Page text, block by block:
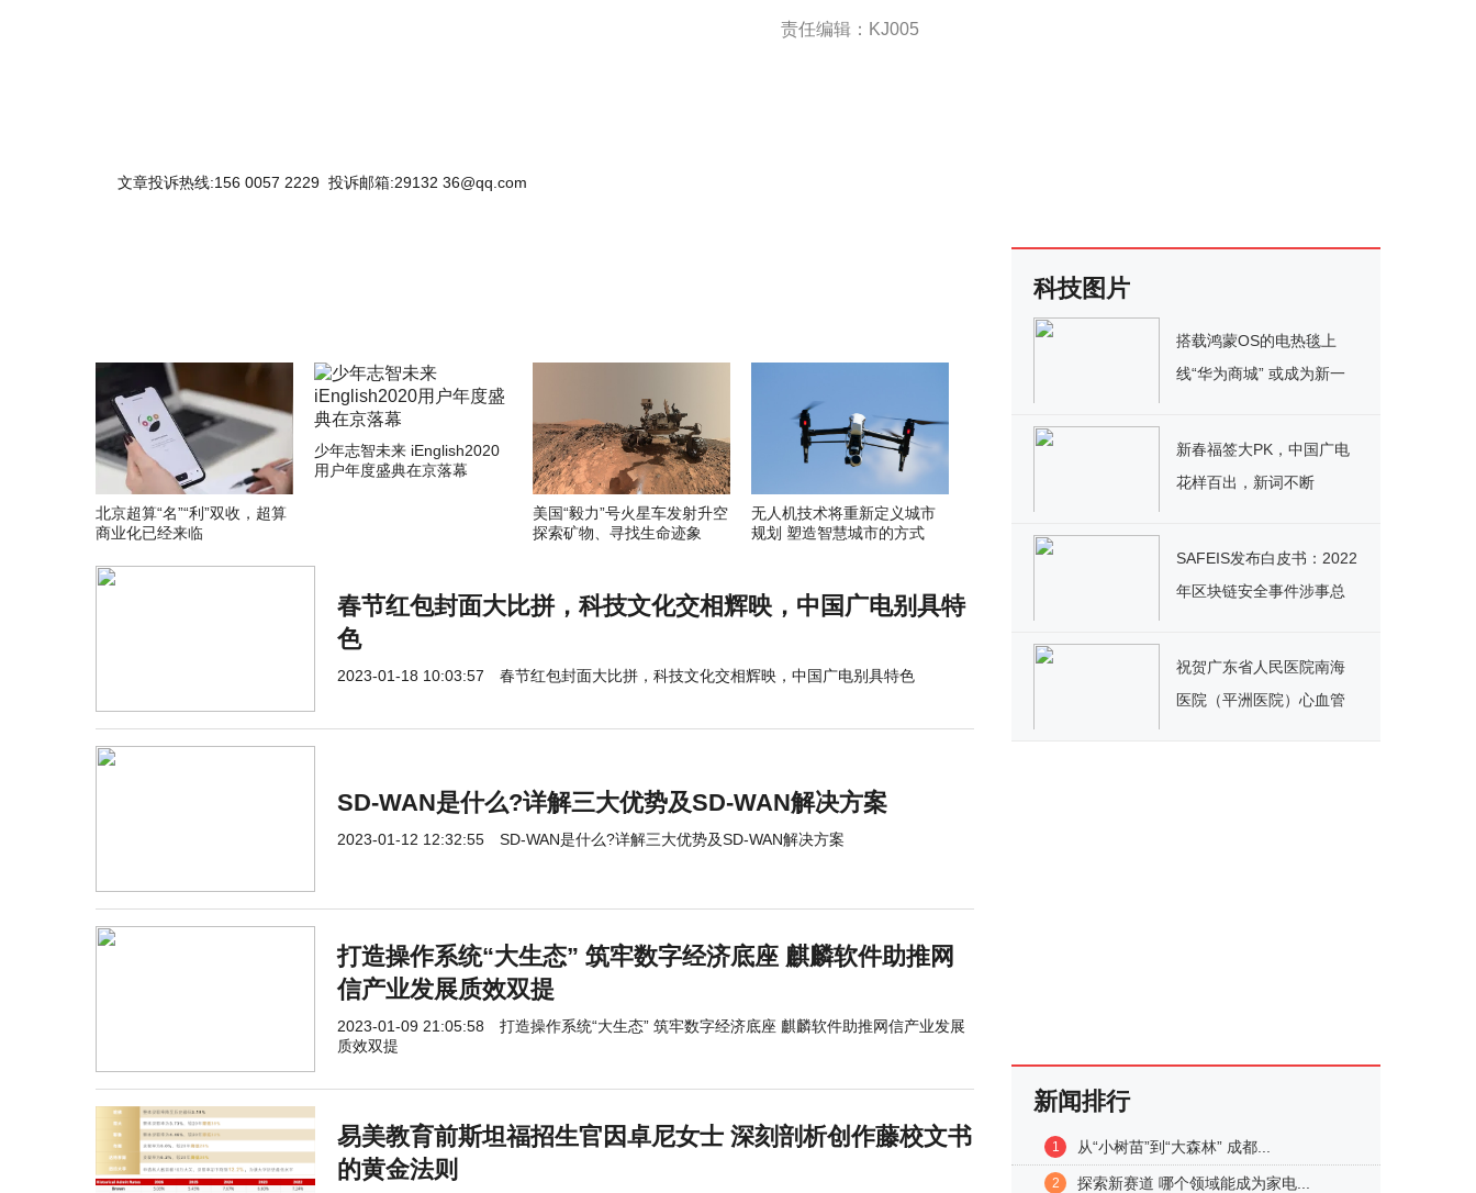
责任编辑：KJ005
文章投诉热线:156 0057 2229 投诉邮箱:29132 36@qq.com
北京超算“名”“利”双收，超算
商业化已经来临
少年志智未来 iEnglish2020
用户年度盛典在京落幕
美国“毅力”号火星车发射升空
探索矿物、寻找生命迹象
无人机技术将重新定义城市
规划 塑造智慧城市的方式
春节红包封面大比拼，科技文化交相辉映，中国广电别具特
色
2023-01-18 10:03:57 春节红包封面大比拼，科技文化交相辉映，中国广电别具特色
SD-WAN是什么?详解三大优势及SD-WAN解决方案
2023-01-12 12:32:55 SD-WAN是什么?详解三大优势及SD-WAN解决方案
打造操作系统“大生态” 筑牢数字经济底座 麒麟软件助推网
信产业发展质效双提
2023-01-09 21:05:58
打造操作系统“大生态” 筑牢数字经济底座 麒麟软件助推网信产业发展
质效双提
易美教育前斯坦福招生官因卓尼女士 深刻剖析创作藤校文书
的黄金法则
科技图片
搭载鸿蒙OS的电热毯上
线“华为商城” 或成为新一
新春福签大PK，中国广电
花样百出，新词不断
SAFEIS发布白皮书：2022
年区块链安全事件涉事总
祝贺广东省人民医院南海
医院（平洲医院）心血管
新闻排行
1 从“小树苗”到“大森林” 成都...
2 探索新赛道 哪个领域能成为家电...